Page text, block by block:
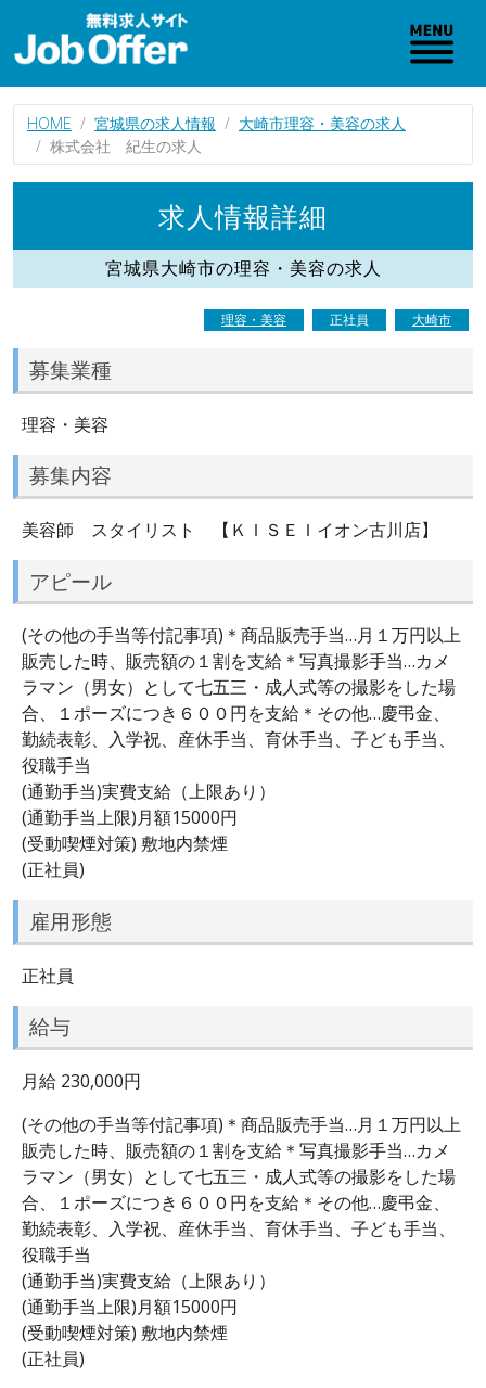
HOME 宮城県の求人情報
大崎市理容・美容の求人
株式会社 紀生の求人
求人情報詳細
宮城県大崎市の理容・美容の求人
理容・美容 正社員 大崎市
募集業種
理容・美容
募集内容
美容師 スタイリスト 【ＫＩＳＥＩイオン古川店】
アピール
(その他の手当等付記事項)＊商品販売手当…月１万円以上
販売した時、販売額の１割を支給＊写真撮影手当…カメ
ラマン（男女）として七五三・成人式等の撮影をした場
合、１ポーズにつき６００円を支給＊その他…慶弔金、
勤続表彰、入学祝、産休手当、育休手当、子ども手当、
役職手当
(通勤手当)実費支給（上限あり）
(通勤手当上限)月額15000円
(受動喫煙対策) 敷地内禁煙
(正社員)
雇用形態
正社員
給与
月給 230,000円
(その他の手当等付記事項)＊商品販売手当…月１万円以上
販売した時、販売額の１割を支給＊写真撮影手当…カメ
ラマン（男女）として七五三・成人式等の撮影をした場
合、１ポーズにつき６００円を支給＊その他…慶弔金、
勤続表彰、入学祝、産休手当、育休手当、子ども手当、
役職手当
(通勤手当)実費支給（上限あり）
(通勤手当上限)月額15000円
(受動喫煙対策) 敷地内禁煙
(正社員)